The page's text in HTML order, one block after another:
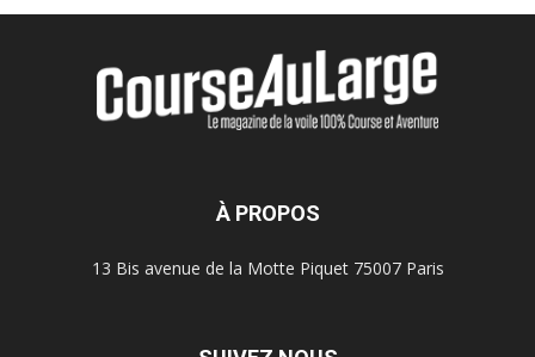
À PROPOS
13 Bis avenue de la Motte Piquet 75007 Paris